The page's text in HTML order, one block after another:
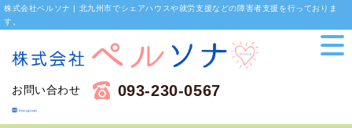
株式会社ペルソナ | 北九州市でシェアハウスや就労支援などの障害者支援を行っておりま
す。
お問い合わせ 093-230-0567